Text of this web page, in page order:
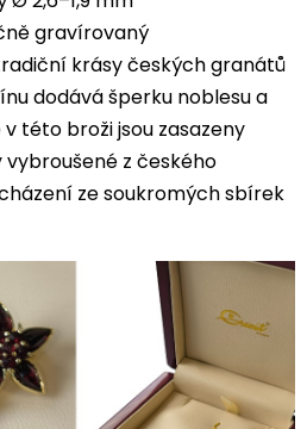
gravírovaný
krásy českých granátů
dodává šperku noblesu a
této broži jsou zasazeny
z českého
ze soukromých sbírek